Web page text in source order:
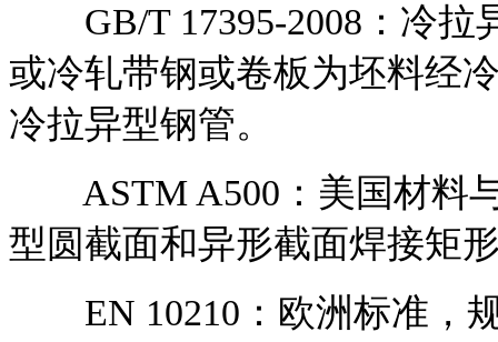
GB/T 17395-2008：冷拉
或冷轧带钢或卷板为坯料经
冷拉异型钢管。
ASTM A500：美国材料
型圆截面和异形截面焊接矩
EN 10210：欧洲标准，